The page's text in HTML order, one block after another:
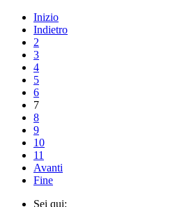
Inizio
Indietro
2
3
4
5
6
7
8
9
10
11
Avanti
Fine
Sei qui: